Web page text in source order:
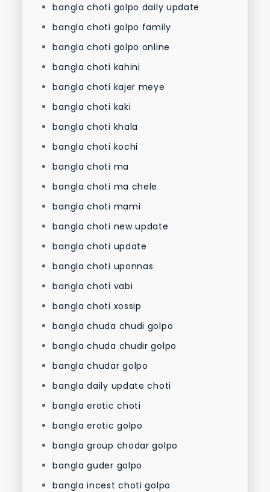
bangla choti golpo daily update
bangla choti golpo family
bangla choti golpo online
bangla choti kahini
bangla choti kajer meye
bangla choti kaki
bangla choti khala
bangla choti kochi
bangla choti ma
bangla choti ma chele
bangla choti mami
bangla choti new update
bangla choti update
bangla choti uponnas
bangla choti vabi
bangla choti xossip
bangla chuda chudi golpo
bangla chuda chudir golpo
bangla chudar golpo
bangla daily update choti
bangla erotic choti
bangla erotic golpo
bangla group chodar golpo
bangla guder golpo
bangla incest choti golpo